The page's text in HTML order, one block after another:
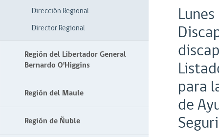
Dirección Regional
Director Regional
Región del Libertador General
Bernardo O'Higgins
Región del Maule
Región de Ñuble
para
de